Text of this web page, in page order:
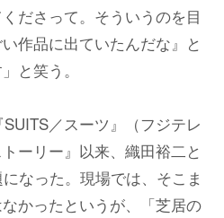
ださって。そういうのを目
作品に出ていたんだな』と
と笑う。
／スーツ』（フジテレ
ーリー』以来、織田裕二と
なった。現場では、そこま
かったというが、「芝居の